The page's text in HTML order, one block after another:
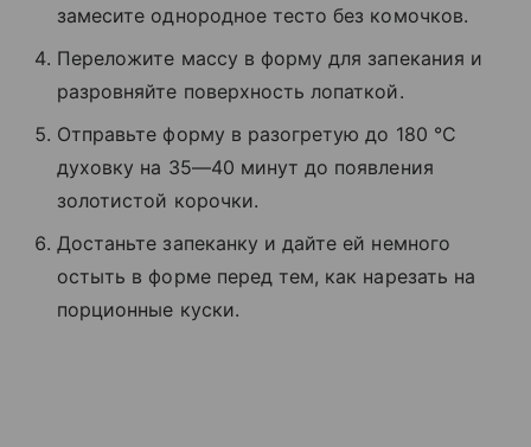
замесите однородное тесто без комочков.
Переложите массу в форму для запекания и
разровняйте поверхность лопаткой.
Отправьте форму в разогретую до 180 °C
духовку на 35—40 минут до появления
золотистой корочки.
Достаньте запеканку и дайте ей немного
остыть в форме перед тем, как нарезать на
порционные куски.